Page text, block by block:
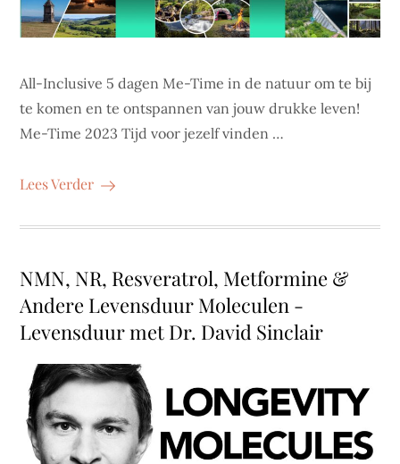
All-Inclusive 5 dagen Me-Time in de natuur om te bij
te komen en te ontspannen van jouw drukke leven!
Me-Time 2023 Tijd voor jezelf vinden …
Lees Verder
NMN, NR, Resveratrol, Metformine &
Andere Levensduur Moleculen -
Levensduur met Dr. David Sinclair